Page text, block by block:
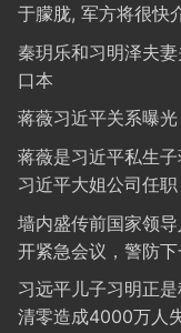
于朦胧, 军方将很快
秦玥乐和习明泽夫
口本
蒋薇习近平关系曝光
蒋薇是习近平私生
习近平大姐公司任职
墙内盛传前国家领
开紧急会议，警防下
习远平儿子习明正
清零造成4000万人